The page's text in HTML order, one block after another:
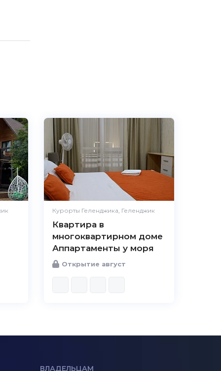
Курорты Геленджика, Геленджик
Квартира в
многоквартирном доме
Аппартаменты у моря
Открытие август
ВЛАДЕЛЬЦАМ